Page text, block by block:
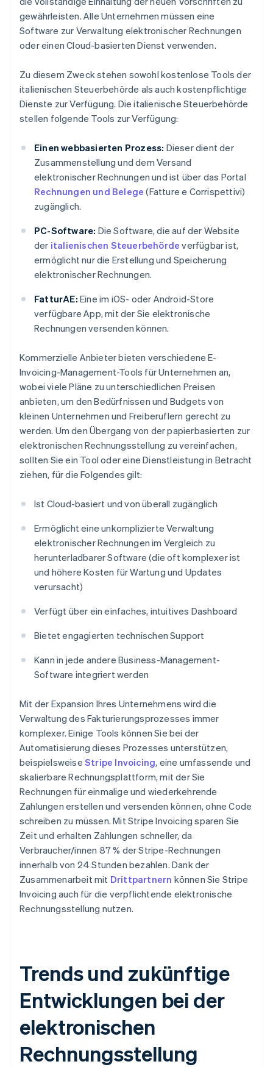
gewährleisten. Alle Unternehmen müssen eine
Software zur Verwaltung elektronischer Rechnungen
oder einen Cloud-basierten Dienst verwenden.
Zu diesem Zweck stehen sowohl kostenlose Tools der
italienischen Steuerbehörde als auch kostenpflichtige
Dienste zur Verfügung. Die italienische Steuerbehörde
stellen folgende Tools zur Verfügung:
Einen webbasierten Prozess: Dieser dient der
Zusammenstellung und dem Versand
elektronischer Rechnungen und ist über das Portal
Rechnungen und Belege (Fatture e Corrispettivi)
zugänglich.
PC-Software: Die Software, die auf der Website
der italienischen Steuerbehörde verfügbar ist,
ermöglicht nur die Erstellung und Speicherung
elektronischer Rechnungen.
FatturAE: Eine im iOS- oder Android-Store
verfügbare App, mit der Sie elektronische
Rechnungen versenden können.
Kommerzielle Anbieter bieten verschiedene E-
Invoicing-Management-Tools für Unternehmen an,
wobei viele Pläne zu unterschiedlichen Preisen
anbieten, um den Bedürfnissen und Budgets von
kleinen Unternehmen und Freiberuflern gerecht zu
werden. Um den Übergang von der papierbasierten zur
elektronischen Rechnungsstellung zu vereinfachen,
sollten Sie ein Tool oder eine Dienstleistung in Betracht
ziehen, für die Folgendes gilt:
Ist Cloud-basiert und von überall zugänglich
Ermöglicht eine unkomplizierte Verwaltung
elektronischer Rechnungen im Vergleich zu
herunterladbarer Software (die oft komplexer ist
und höhere Kosten für Wartung und Updates
verursacht)
Verfügt über ein einfaches, intuitives Dashboard
Bietet engagierten technischen Support
Kann in jede andere Business-Management-
Software integriert werden
Mit der Expansion Ihres Unternehmens wird die
Verwaltung des Fakturierungsprozesses immer
komplexer. Einige Tools können Sie bei der
Automatisierung dieses Prozesses unterstützen,
beispielsweise Stripe Invoicing, eine umfassende und
skalierbare Rechnungsplattform, mit der Sie
Rechnungen für einmalige und wiederkehrende
Zahlungen erstellen und versenden können, ohne Code
schreiben zu müssen. Mit Stripe Invoicing sparen Sie
Zeit und erhalten Zahlungen schneller, da
Verbraucher/innen 87 % der Stripe-Rechnungen
innerhalb von 24 Stunden bezahlen. Dank der
Zusammenarbeit mit Drittpartnern können Sie Stripe
Invoicing auch für die verpflichtende elektronische
Rechnungsstellung nutzen.
Trends und zukünftige
Entwicklungen bei der
elektronischen
Rechnungsstellung